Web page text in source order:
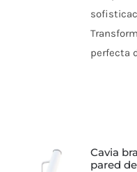
PRODUCTO
perfecta
cavia brazo corto imdi – aplique de
pared